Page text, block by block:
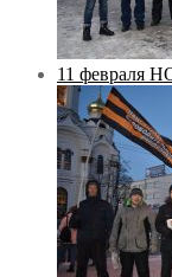
11 февраля